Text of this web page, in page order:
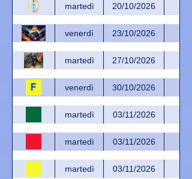
martedì 20/10/2026
venerdì 23/10/2026
martedì 27/10/2026
venerdì 30/10/2026
martedì 03/11/2026
martedì 03/11/2026
martedì 03/11/2026